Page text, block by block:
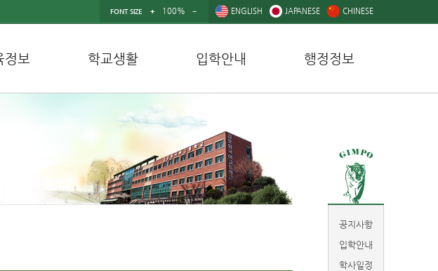
FONT SIZE 100% ENGLISH JAPANESE CHINESE
정보 학교생활 입학안내 행정정보
공지사항
입학안내
학사일정